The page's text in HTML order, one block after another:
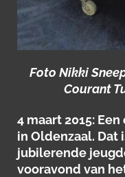
Foto Nikki
Courant
4 maart 2015:
in Oldenzaal. Dat
jubilerende
vooravond van